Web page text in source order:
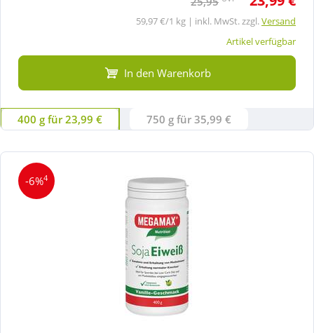
59,97 €/1 kg | inkl. MwSt. zzgl.Versand
Artikel verfügbar
In den Warenkorb
400 g für 23,99 € 750 g für 35,99 €
-6%4